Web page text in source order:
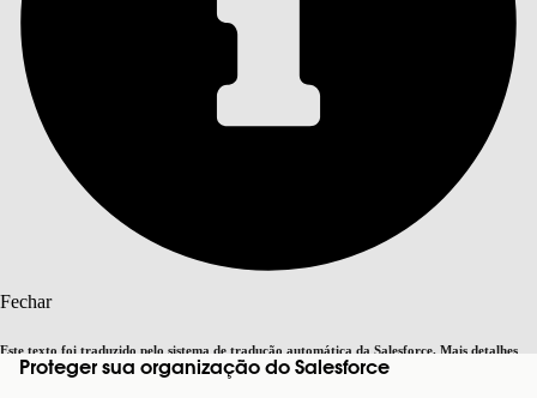
Fechar
Este texto foi traduzido pelo sistema de tradução automática da Salesforce. Mais detalhes
aqui. Alternar para inglês Agora não
Proteger sua organização do Salesforce
Pesquisar